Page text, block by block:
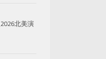
2026北美演